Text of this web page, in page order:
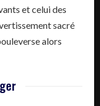
et celui des
sacré
alors